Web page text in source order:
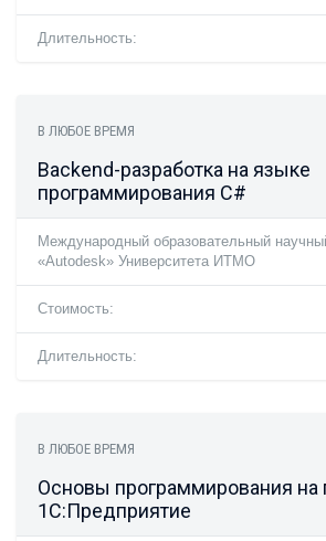
Длительность:
В ЛЮБОЕ ВРЕМЯ
Backend-разработка на языке
программирования C#
Международный образовательный
«Autodesk» Университета ИТМО
Стоимость:
Длительность:
В ЛЮБОЕ ВРЕМЯ
Основы программирования на
1С:Предприятие